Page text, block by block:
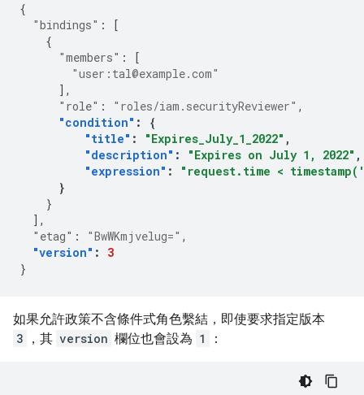
{
"bindings" :
[
{
"members" :
[
"user:tal@example.com"
],
"role" : "roles/iam.securityReviewer" ,
"condition" :
{
"title" : "Expires_July_1_2022" ,
"description" : "Expires on July 1, 2022" ,
"expression" :
"request.time <
}
}
],
"etag" : "BwWKmjvelug=" ,
"version" :
3
}
如果允許政策不含條件式角色繫結，即使要求指定版本
3
，其 version 欄位也會設為 1 ：